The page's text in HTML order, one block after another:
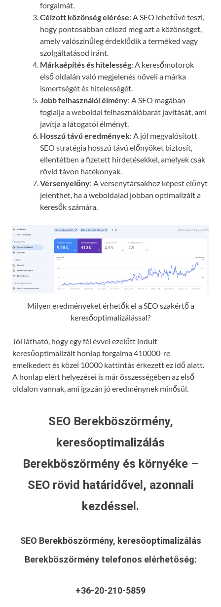
forgalmát.
Célzott közönség elérése: A SEO lehetővé teszi,
hogy pontosabban célozd meg azt a közönséget,
amely valószínűleg érdeklődik a terméked vagy
szolgáltatásod iránt.
Márkaépítés és hitelesség: A keresőmotorok
első oldalán való megjelenés növeli a márka
ismertségét és hitelességét.
Jobb felhasználói élmény: A SEO magában
foglalja a weboldal felhasználóbarát javítását, ami
javítja a látogatói élményt.
Hosszú távú eredmények: A jól megvalósított
SEO stratégia hosszú távú előnyöket biztosít,
ellentétben a fizetett hirdetésekkel, amelyek csak
rövid távon hatékonyak.
Versenyelőny: A versenytársakhoz képest előnyt
jelenthet, ha a weboldalad jobban optimalizált a
keresők számára.
Milyen eredményeket érhetők el a SEO szakértő a
keresőoptimalizálással?
Jól látható, hogy egy fél évvel ezelőtt indult
keresőoptimalizált honlap forgalma 410000-re
emelkedett és közel 10000 kattintás érkezett ez idő alatt.
A honlap elért helyezései is már összességében az első
oldalon vannak, ami igazán jó eredménynek minősül.
SEO Berekböszörmény,
keresőoptimalizálás
Berekböszörmény és környéke –
SEO rövid határidővel, azonnali
kezdéssel.
SEO Berekböszörmény, keresőoptimalizálás
Berekböszörmény telefonos elérhetőség:
+36-20-210-5859